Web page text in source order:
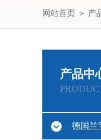
网站首页 ＞ 产
产品中
德国兰